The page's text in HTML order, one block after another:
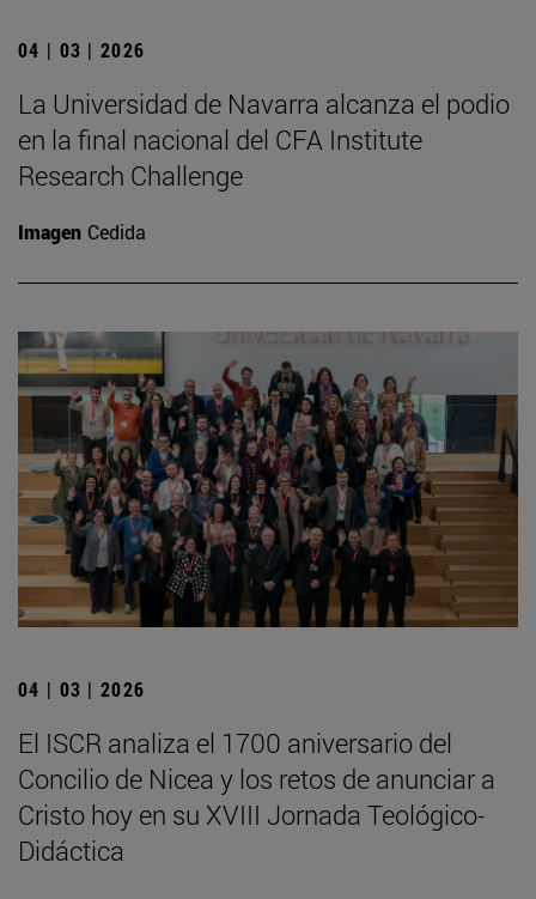
04 | 03 | 2026
La Universidad de Navarra alcanza el podio
en la final nacional del CFA Institute
Research Challenge
Imagen Cedida
04 | 03 | 2026
El ISCR analiza el 1700 aniversario del
Concilio de Nicea y los retos de anunciar a
Cristo hoy en su XVIII Jornada Teológico-
Didáctica